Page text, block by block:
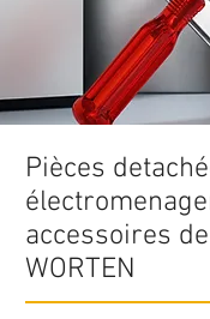
Pièces
accessoires
WORTEN